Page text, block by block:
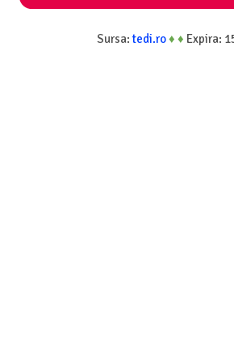
Sursa:tedi.ro♦ ♦ Expira: